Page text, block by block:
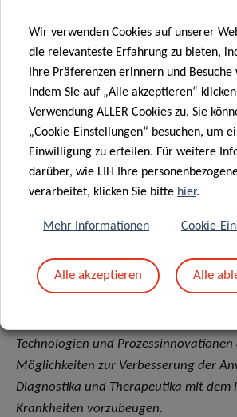
wissenschaftlicher Spitzenleistungen in
Nutzen für Patienten zu werden.
Das LIH stellt den Patienten in den
Aktivitäten. Angetrieben von der
Verpflichtung gegenüber der
und Technologien, die aus der
patienteneigenen Daten stammen,
einen direkten Einfluss auf die
Bevölkerung zu haben. Seine
generieren relevantes Wissen im
immunbezogenen Krankheiten und
Technologien und
Möglichkeiten zur Verbesserung der
Diagnostika und Therapeutika mit dem
Krankheiten vorzubeugen.
Wir verwenden Cookies auf unserer
die relevanteste Erfahrung zu bieten,
Ihre Präferenzen erinnern und
Indem Sie auf „Alle akzeptieren“
Verwendung ALLER Cookies zu. Sie
„Cookie-Einstellungen“ besuchen, um
Einwilligung zu erteilen. Für weitere
darüber, wie LIH Ihre
verarbeitet, klicken Sie bitte hier.
Mehr Informationen Cookie-
Alle akzeptieren Alle